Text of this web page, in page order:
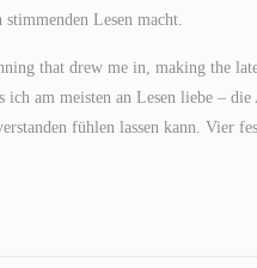
Lesen macht.
that drew me in, making the
am meisten an Lesen liebe –
fühlen lassen kann. Vier